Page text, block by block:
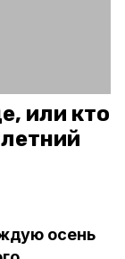
или кто
осень